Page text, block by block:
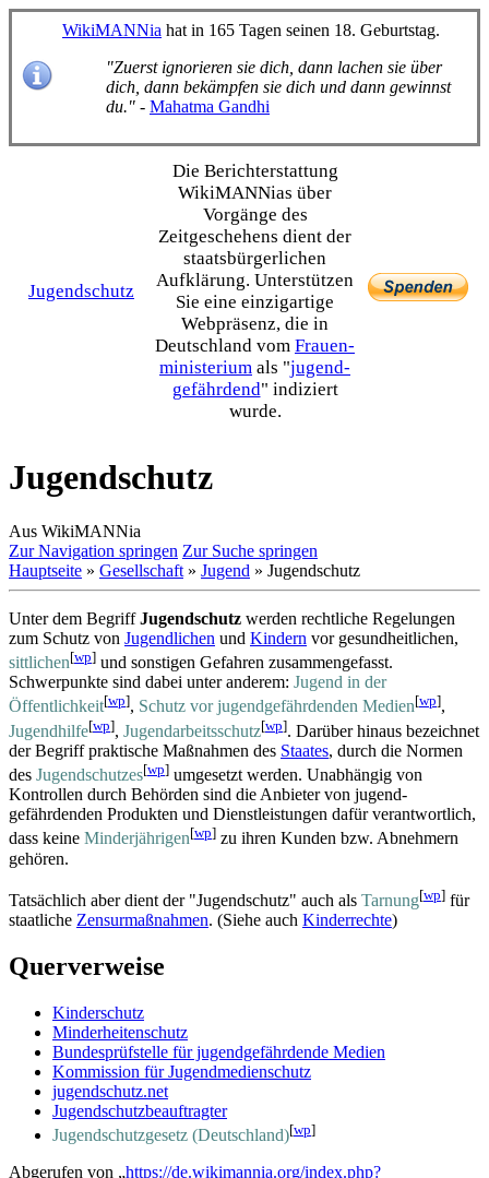
WikiMANNia hat in 165 Tagen seinen 18. Geburtstag.
"Zuerst ignorieren sie dich, dann lachen sie über
dich, dann bekämpfen sie dich und dann gewinnst
du." - Mahatma Gandhi
Jugendschutz
Die Bericht­erstattung
WikiMANNias über
Vorgänge des
Zeitgeschehens dient der
staats­bürgerlichen
Aufklärung. Unterstützen
Sie eine einzig­artige
Webpräsenz, die in
Deutschland vom Frauen­
ministerium als "jugend­
gefährdend" indiziert
wurde.
Jugendschutz
Aus WikiMANNia
Zur Navigation springen Zur Suche springen
Hauptseite » Gesellschaft » Jugend » Jugendschutz
Unter dem BegriffJugendschutz werden rechtliche Regelungen
zum Schutz von Jugendlichen und Kindern vor gesundheitlichen,
sittlichen[wp] und sonstigen Gefahren zusammengefasst.
Schwerpunkte sind dabei unter anderem: Jugend in der
Öffentlichkeit[wp], Schutz vor jugendgefährdenden Medien[wp],
Jugendhilfe[wp], Jugendarbeitsschutz[wp]. Darüber hinaus bezeichnet
der Begriff praktische Maßnahmen des Staates, durch die Normen
des Jugendschutzes[wp] umgesetzt werden. Unabhängig von
Kontrollen durch Behörden sind die Anbieter von jugend­
gefährdenden Produkten und Dienstleistungen dafür verantwortlich,
dass keine Minder­jährigen[wp] zu ihren Kunden bzw. Abnehmern
gehören.
Tatsächlich aber dient der "Jugendschutz" auch als Tarnung[wp] für
staatliche Zensurmaßnahmen. (Siehe auch Kinderrechte)
Querverweise
Kinderschutz
Minderheitenschutz
Bundesprüfstelle für jugendgefährdende Medien
Kommission für Jugendmedienschutz
jugendschutz.net
Jugendschutzbeauftragter
Jugendschutzgesetz (Deutschland)[wp]
Abgerufen von „https://de.wikimannia.org/index.php?